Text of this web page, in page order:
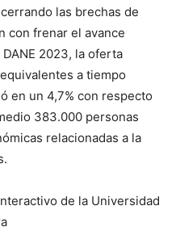
las brechas de
con frenar el avance
2023, la oferta
a tiempo
en un 4,7% con respecto
383.000 personas
relacionadas a la
de la Universidad